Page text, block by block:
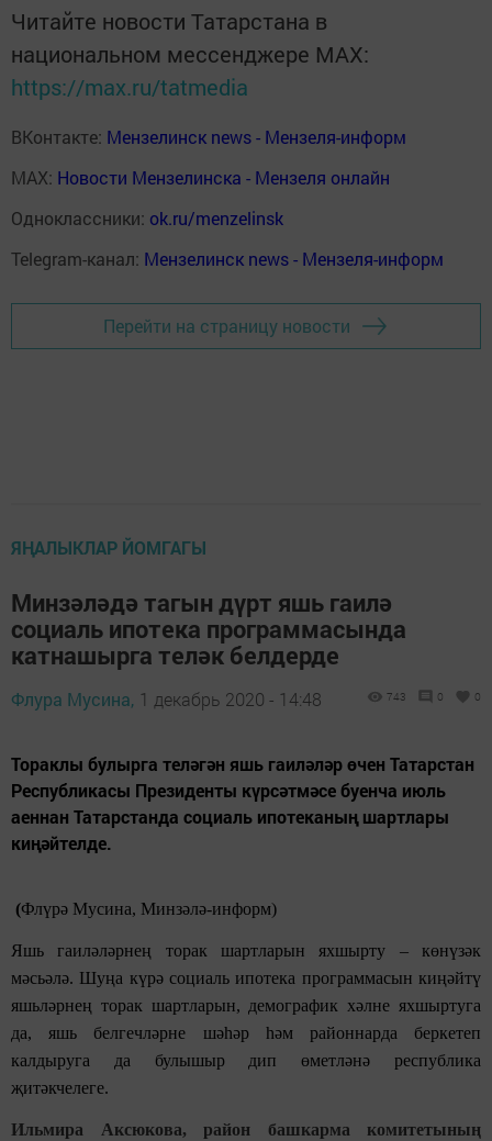
Читайте новости Татарстана в
национальном мессенджере MАХ:
https://max.ru/tatmedia
ВКонтакте: Мензелинск news - Мензеля-информ
MAX: Новости Мензелинска - Мензеля онлайн
Одноклассники: ok.ru/menzelinsk
Telegram-канал: Мензелинск news - Мензеля-информ
Перейти на страницу новости
ЯҢАЛЫКЛАР ЙОМГАГЫ
Минзәләдә тагын дүрт яшь гаилә
социаль ипотека программасында
катнашырга теләк белдерде
Флура Мусина, 1 декабрь 2020 - 14:48 743 0 0
Тораклы булырга теләгән яшь гаиләләр өчен Татарстан
Республикасы Президенты күрсәтмәсе буенча июль
аеннан Татарстанда социаль ипотеканың шартлары
киңәйтелде.
(Флүрә Мусина, Минзәлә-информ)
Яшь гаиләләрнең торак шартларын яхшырту – көнүзәк
мәсьәлә. Шуңа күрә социаль ипотека программасын киңәйтү
яшьләрнең торак шартларын, демографик хәлне яхшыртуга
да, яшь белгечләрне шәһәр һәм районнарда беркетеп
калдыруга да булышыр дип өметләнә республика
җитәкчелеге.
Ильмира Аксюкова, район башкарма комитетының